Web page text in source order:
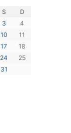
S
D
3
4
10
11
17
18
24
25
31